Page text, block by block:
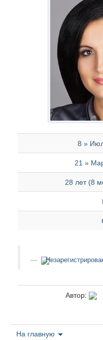
8 »
21 »
28 лет (8
Автор:
На главную